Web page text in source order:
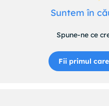
Suntem în
Spune-ne ce
Fii primul